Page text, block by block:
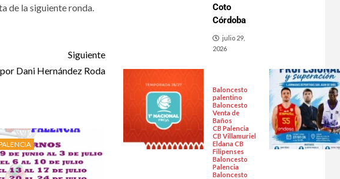
de la siguiente ronda.
Siguiente
Dani Hernández Roda
Coto
Córdoba
julio 29,
2026
Baloncesto
palentino
Baloncesto
Venta de
Baños
CB Palencia
CB Villamuriel
Eldana CB
Filipenses
Baloncesto
Palencia
Baloncesto